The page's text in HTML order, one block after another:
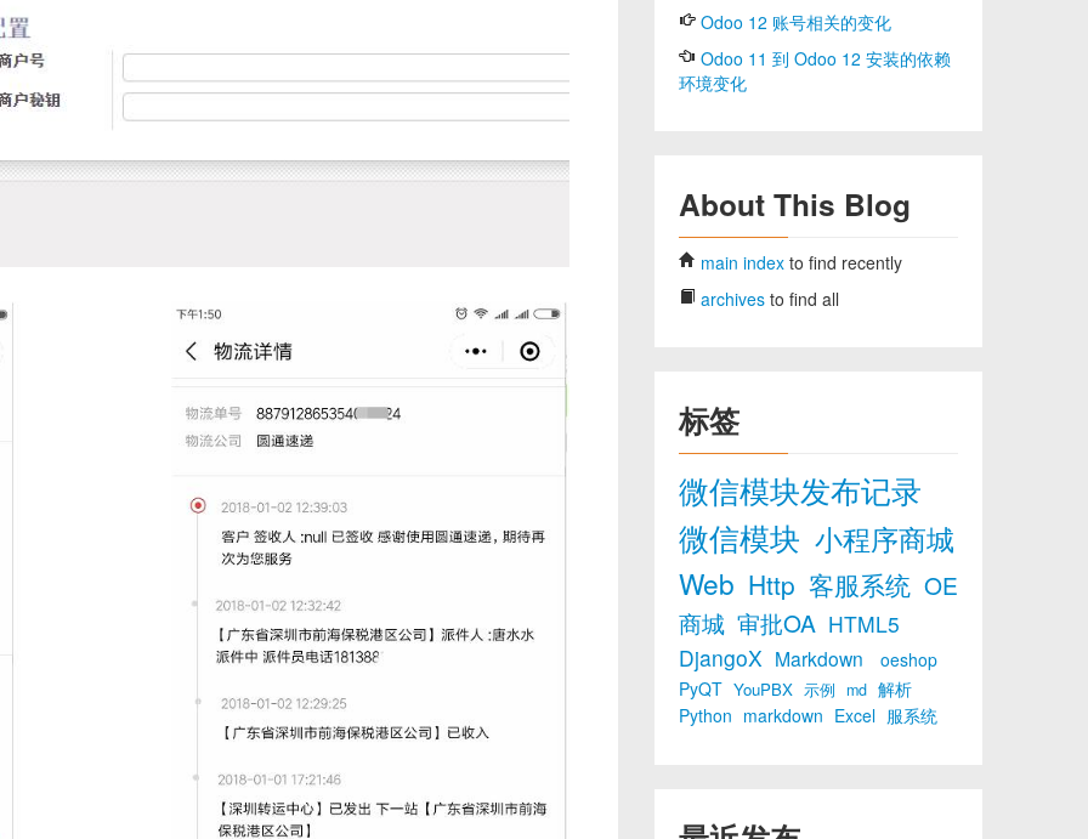
Odoo 12 账号相关的变化
Odoo 11 到 Odoo 12 安装的依赖
环境变化
About This Blog
main index to find recently
archives to find all
标签
微信模块发布记录
微信模块 小程序商城
Web Http 客服系统 OE
商城 审批OA HTML5
DjangoX Markdown
oeshop
PyQT YouPBX 示例 md 解析
Python markdown Excel 服系统